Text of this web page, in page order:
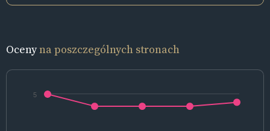
Ocenyna poszczególnych stronach
5